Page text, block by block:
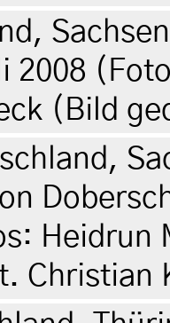
2008
(Bild
Heidrun
Christian